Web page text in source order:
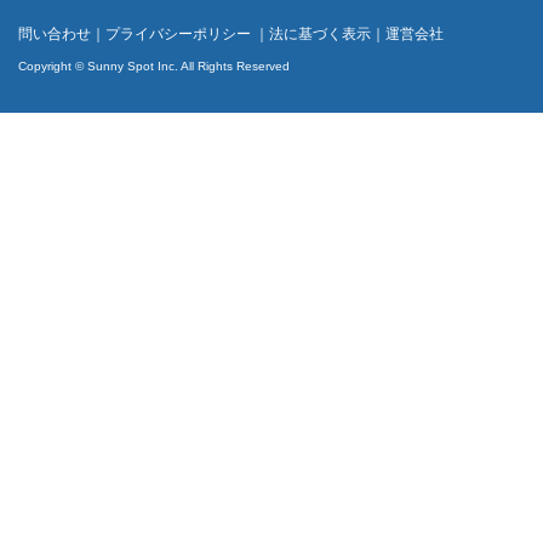
問い合わせ ｜ プライバシーポリシー ｜ 法に基づく表示 ｜ 運営会社
Copyright © Sunny Spot Inc. All Rights Reserved